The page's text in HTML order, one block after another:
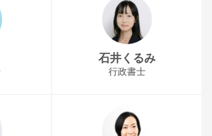
石井くるみ
行政書士